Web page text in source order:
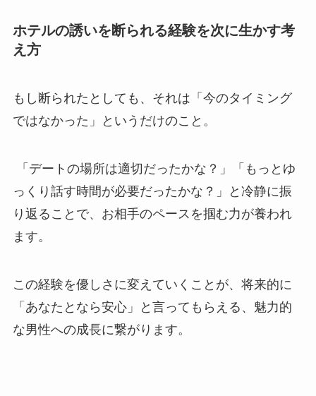
ホテルの誘いを断られる経験を次に生かす考
え方
もし断られたとしても、それは「今のタイミング
ではなかった」というだけのこと。
「デートの場所は適切だったかな？」「もっとゆ
っくり話す時間が必要だったかな？」と冷静に振
り返ることで、お相手のペースを掴む力が養われ
ます。
この経験を優しさに変えていくことが、将来的に
「あなたとなら安心」と言ってもらえる、魅力的
な男性への成長に繋がります。